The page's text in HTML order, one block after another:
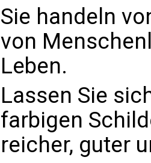
Sie handeln
von
Leben.
Lassen Sie
farbigen
reicher, guter